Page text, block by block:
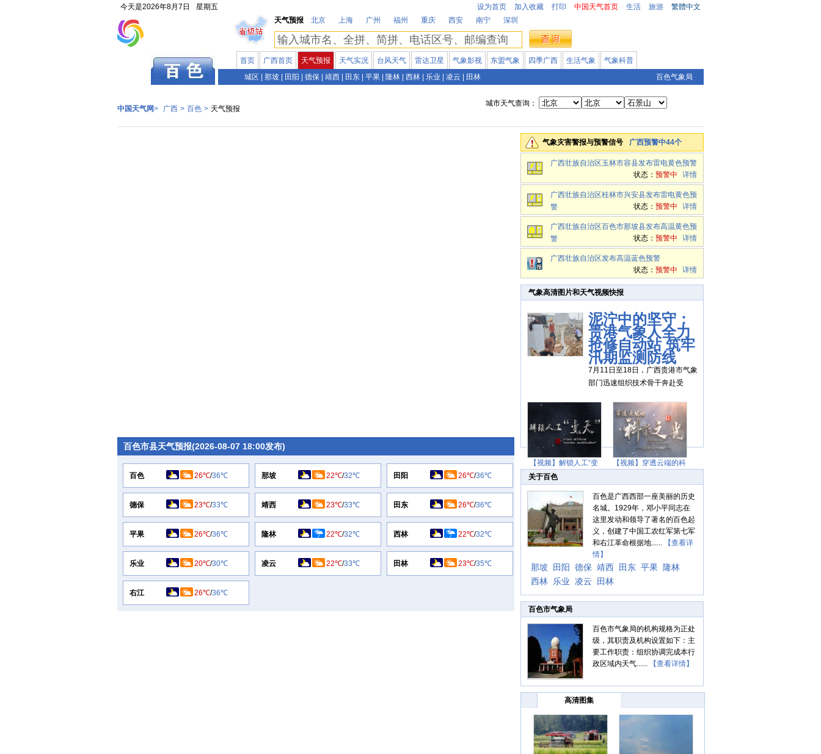
今天是2026年8月7日 星期五 设为首页 加入收藏 打印 中国天气首页 生活 旅游
繁體中文
天气预报
北京 上海 广州 福州 重庆 西安 南宁 深圳
首页 广西首页 天气预报 天气实况 台风天气 雷达卫星 气象影视 东盟气象 四季广西 生活气象
气象科普
城区
那坡 田阳 德保 靖西 田东 平果 隆林 西林 乐业 凌云 田林 百色气象局
中国天气网> 广西 > 百色 > 天气预报
城市天气查询：
百色市县天气预报(2026-08-07 18:00发布)
百色 26℃/36℃ 那坡 22℃/32℃ 田阳 26℃/36℃
德保 23℃/33℃ 靖西 23℃/33℃ 田东 26℃/36℃
平果 26℃/36℃ 隆林 22℃/32℃ 西林 22℃/32℃
乐业 20℃/30℃ 凌云 22℃/33℃ 田林 23℃/35℃
右江 26℃/36℃
气象灾害警报与预警信号 广西预警中44个
广西壮族自治区玉林市容县发布雷电黄色预警
状态： 预警中 详情
广西壮族自治区桂林市兴安县发布雷电黄色预
警
状态： 预警中 详情
广西壮族自治区百色市那坡县发布高温黄色预
警
状态： 预警中 详情
广西壮族自治区发布高温蓝色预警
状态： 预警中 详情
气象高清图片和天气视频快报
泥泞中的坚守：
贵港气象人全力
抢修自动站 筑牢
汛期监测防线
7月11日至18日，广西贵港市气象
部门迅速组织技术骨干奔赴受
【视频】解锁人工“变
【视频】穿透云端的科
关于百色
百色是广西西部一座美丽的历史
名城。1929年，邓小平同志在
这里发动和领导了著名的百色起
义，创建了中国工农红军第七军
和右江革命根据地......
【查看详
情】
那坡 田阳 德保 靖西 田东 平果 隆林
西林
乐业 凌云 田林
百色市气象局
百色市气象局的机构规格为正处
级，其职责及机构设置如下：主
要工作职责：组织协调完成本行
政区域内天气......
【查看详情】
高清图集